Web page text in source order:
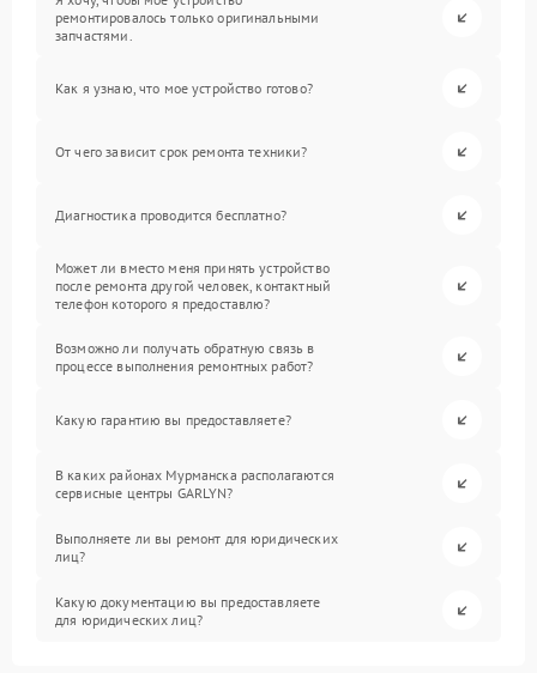
ремонтировалось только оригинальными
запчастями.
Как я узнаю, что мое устройство готово?
От чего зависит срок ремонта техники?
Диагностика проводится бесплатно?
Может ли вместо меня принять устройство
после ремонта другой человек, контактный
телефон которого я предоставлю?
Возможно ли получать обратную связь в
процессе выполнения ремонтных работ?
Какую гарантию вы предоставляете?
В каких районах Мурманска располагаются
сервисные центры GARLYN?
Выполняете ли вы ремонт для юридических
лиц?
Какую документацию вы предоставляете
для юридических лиц?